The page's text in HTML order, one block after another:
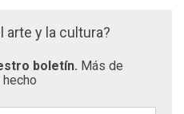
arte y la cultura?
boletín. Más de